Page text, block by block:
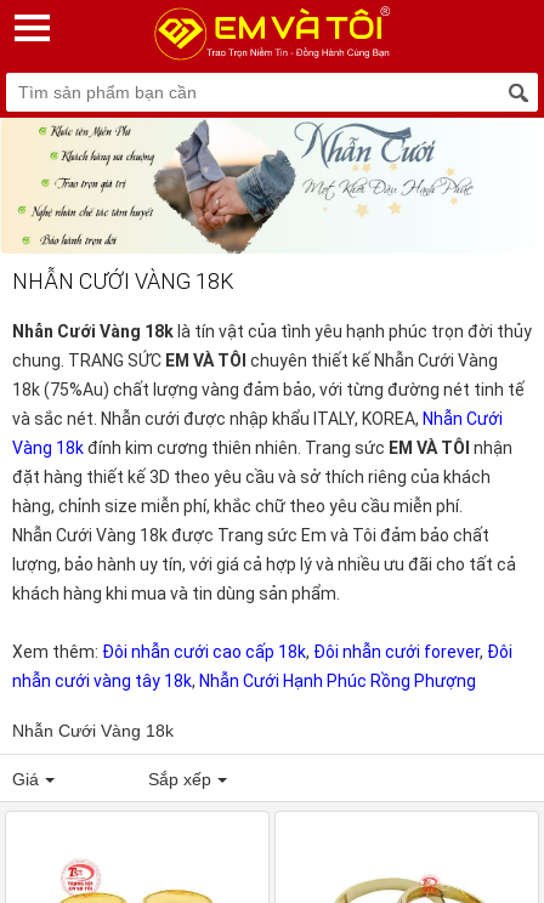
NHẪN CƯỚI VÀNG 18K
Nhẫn Cưới Vàng 18k là tín vật của tình yêu hạnh phúc trọn đời thủy
chung. TRANG SỨC EM VÀ TÔI chuyên thiết kế Nhẫn Cưới Vàng
18k (75%Au) chất lượng vàng đảm bảo, với từng đường nét tinh tế
và sắc nét. Nhẫn cưới được nhập khẩu ITALY, KOREA, Nhẫn Cưới
Vàng 18kđính kim cương thiên nhiên. Trang sức EM VÀ TÔI nhận
đặt hàng thiết kế 3D theo yêu cầu và sở thích riêng của khách
hàng, chỉnh size miễn phí, khắc chữ theo yêu cầu miễn phí.
Nhẫn Cưới Vàng 18kđược Trang sức Em và Tôi đảm bảo chất
lượng, bảo hành uy tín, với giá cả hợp lý và nhiều ưu đãi cho tất cả
khách hàng khi mua và tin dùng sản phẩm.
Xem thêm: Đôi nhẫn cưới cao cấp 18k, Đôi nhẫn cưới forever, Đôi
nhẫn cưới vàng tây 18k, Nhẫn Cưới Hạnh Phúc Rồng Phượng
Nhẫn Cưới Vàng 18k
Giá Sắp xếp